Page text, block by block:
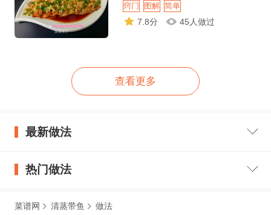
窍门 图解 简单
7.8分 45人做过
查看更多
最新做法
热门做法
菜谱网 清蒸带鱼 做法